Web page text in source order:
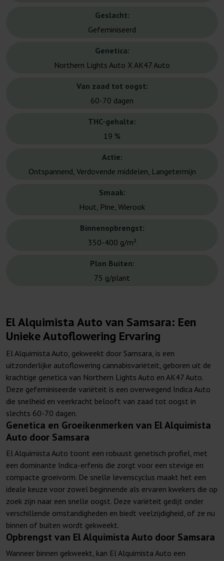
Geslacht:
Gefeminiseerd
Genetica:
Northern Lights Auto X AK47 Auto
Van zaad tot oogst:
60-70 dagen
THC-gehalte:
19 %
Actie:
Ontspannend, Verdovende middelen, Langetermijn
Smaak:
Hout, Pine, Wierook
Binnenopbrengst:
350-400 g/m²
Plon Buiten:
75 g/plant
El Alquimista Auto van Samsara: Een
Unieke Autoflowering Ervaring
El Alquimista Auto, gekweekt door Samsara, is een
uitzonderlijke autoflowering cannabisvariëteit, geboren uit de
krachtige genetica van Northern Lights Auto en AK47 Auto.
Deze gefeminiseerde variëteit is een overwegend Indica Auto
die snelheid en veerkracht belooft van zaad tot oogst in
slechts 60-70 dagen.
Genetica en Groeikenmerken van El Alquimista
Auto door Samsara
El Alquimista Auto toont een robuust genetisch profiel, met
een dominante Indica-erfenis die zorgt voor een stevige en
compacte groeivorm. De snelle levenscyclus maakt het een
ideale keuze voor zowel beginnende als ervaren kwekers die op
zoek zijn naar een snelle oogst. Deze variëteit gedijt onder
verschillende omstandigheden en biedt veelzijdigheid, of ze nu
binnen of buiten wordt gekweekt.
Opbrengst van El Alquimista Auto door Samsara
Wanneer binnen gekweekt, kan El Alquimista Auto een